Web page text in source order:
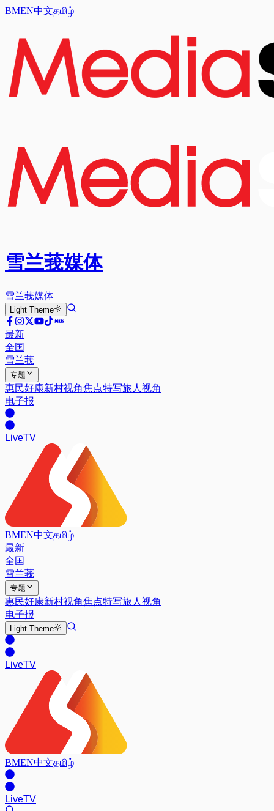
BMEN中文தமிழ்
雪兰莪媒体
雪兰莪媒体
Light Theme
最新
全国
雪兰莪
专题
惠民好康新村视角焦点特写旅人视角
电子报
LiveTV
BMEN中文தமிழ்
最新
全国
雪兰莪
专题
惠民好康新村视角焦点特写旅人视角
电子报
Light Theme
LiveTV
BMEN中文தமிழ்
LiveTV